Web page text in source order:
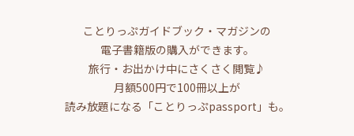
ことりっぷガイドブック・マガジンの
電子書籍版の購入ができます。
旅行・お出かけ中にさくさく閲覧♪
月額500円で100冊以上が
読み放題になる「ことりっぷpassport」も。